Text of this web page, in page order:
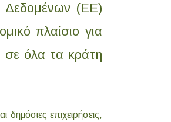
Δεδομένων (ΕΕ)
πλαίσιο για
όλα τα κράτη
δημόσιες επιχειρήσεις,